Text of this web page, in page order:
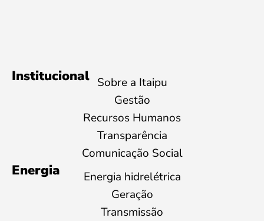
Institucional Sobre a Itaipu
Gestão
Recursos Humanos
Transparência
Comunicação Social
Energia
Energia hidrelétrica
Geração
Transmissão